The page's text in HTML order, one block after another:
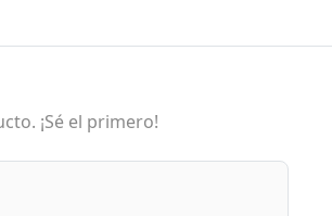
¡Sé el primero!